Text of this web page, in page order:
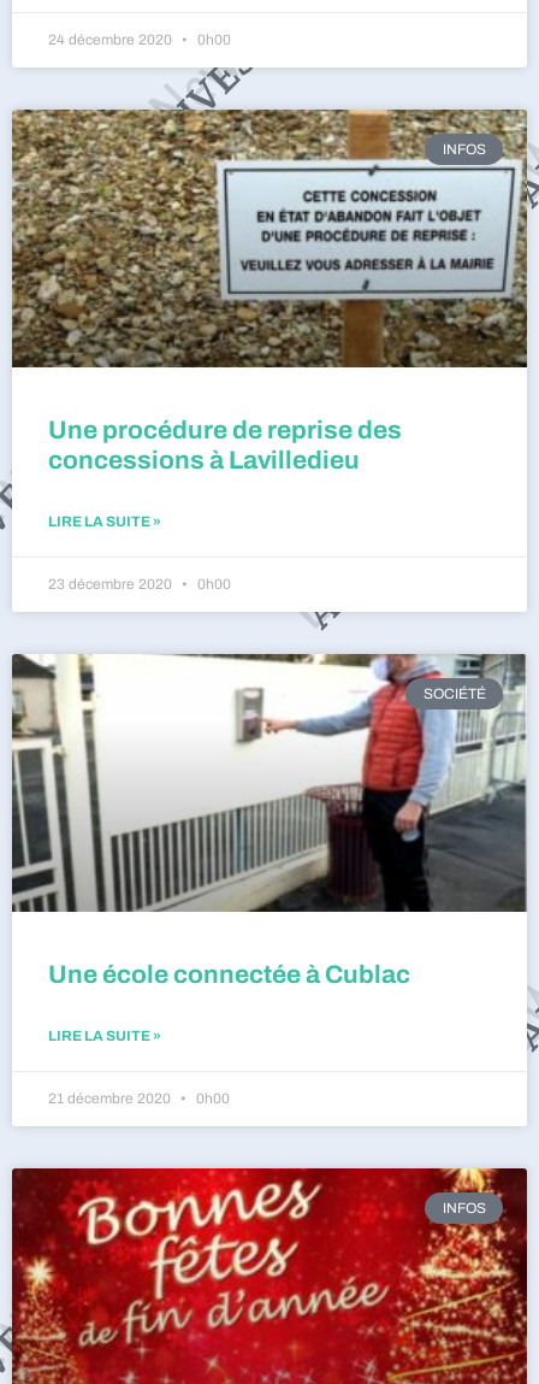
24 décembre 2020 0h00
INFOS
Une procédure de reprise des
concessions à Lavilledieu
LIRE LA SUITE »
23 décembre 2020 0h00
SOCIÉTÉ
Une école connectée à Cublac
LIRE LA SUITE »
21 décembre 2020 0h00
INFOS